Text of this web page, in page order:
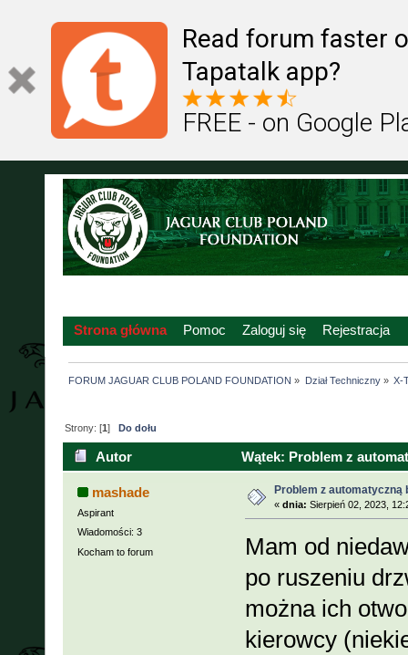
Read forum faster
Tapatalk app?
FREE - on Google
Strona główna Pomoc Zaloguj się Rejestracja
FORUM JAGUAR CLUB POLAND FOUNDATION » Dział Techniczny» X-
Strony: [1] Do dołu
Autor Wątek: Problem z
mashade
Aspirant
Wiadomości: 3
Kocham to forum
Problem z automatyczną
« dnia: Sierpień 02, 2023,
Mam od
po ruszeniu
można ich
kierowcy